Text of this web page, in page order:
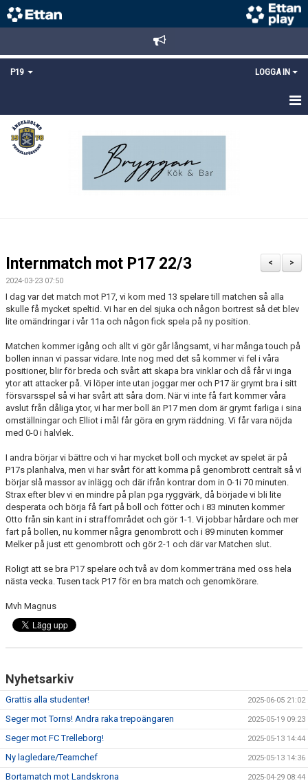
P19 LOGGA IN
HEM
NYHETER
KONTAKT
FYS
>
<
Internmatch mot P17 22/3
2024-03-23 07:50
I dag var det match mot P17, vi kom med 13 spelare till matchen så alla
skulle få mycket speltid. Vi har en del sjuka och någon bortrest så det blev
lite omändringar i vår 11a och någon fick spela på ny position.
Matchen kommer igång och allt vi gör går långsamt, vi har många touch på
bollen innan vi passar vidare. Inte nog med det så kommer vi fel i våra
positioner, blir för breda och svårt att skapa bra vinklar och då får vi inga
ytor att attacker på. Vi löper inte utan joggar mer och P17 är grymt bra i sitt
försvarsspel så vi har svårt att såra dom. När vi inte få fart kommer våra
avslut från dåliga ytor, vi har mer boll än P17 men dom är grymt farliga i sina
omställningar och Elliot i mål får göra en grym räddning. Vi får vara nöjda
med 0-0 i halvlek.
I andra börjar vi bättre och vi har mycket boll och mycket av spelet är på
P17s planhalva, men vi har svårt för att komma på genombrott centralt så vi
börjar slå massor av inlägg och där ifrån kontrar dom in 0-1i 70 minuten.
Strax efter blev vi en mindre på plan pga ryggvärk, då började vi bli lite
desperata och börja få fart på boll och fötter och i 83 minuten kommer
Otto från sin kant in i straffområdet och gör 1-1. Vi jobbar hårdare och mer
fart på bollen, nu kommer några genombrott och i 89 minuten kommer
Melker på just ett genombrott och gör 2-1 och där var Matchen slut.
Roligt att se bra P17 spelare och två av dom kommer träna med oss hela
nästa vecka. Tusen tack P17 för en bra match och genomkörare.
Mvh Magnus
Nyhetsarkiv
Grattis alla studenter! 2025-06-05 21:02
Seger mot Torns! Andra raka trepoängaren 2025-05-19 09:23
Seger mot FC Trelleborg! 2025-05-13 14:44
Ny lagledare/Teamchef 2025-05-13 14:36
Bortamatch mot Landskrona 2025-04-29 08:44